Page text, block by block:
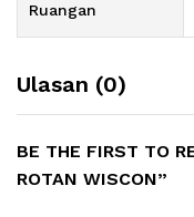
Ruangan
Ulasan (0)
BE THE FIRST TO
ROTAN WISCON”